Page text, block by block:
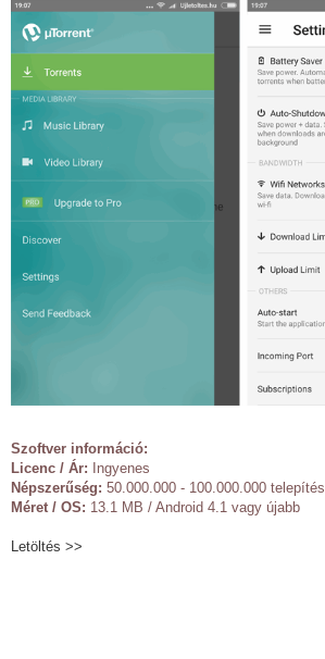
Szoftver információ:
Licenc / Ár: Ingyenes
Népszerűség: 50.000.000 - 100.000.000 telepítés
Méret / OS: 13.1 MB / Android 4.1 vagy újabb
Letöltés >>